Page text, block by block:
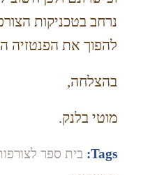
נרחב בטכניקות
להפוך את הפנטזיה
בהצלחה,
מוטי בלנק.
Tags: בית ספר